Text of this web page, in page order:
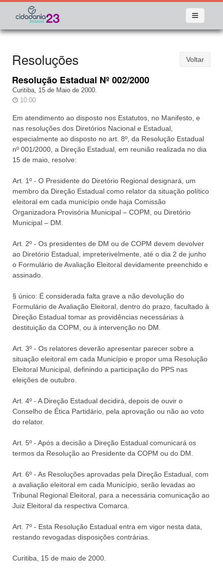
Voltar
Resoluções
Resolução Estadual Nº 002/2000
Curitiba, 15 de Maio de 2000.
10:00
Em atendimento ao disposto nos Estatutos, no Manifesto, e
nas resoluções dos Diretórios Nacional e Estadual,
especialmente ao disposto no art. 8º, da Resolução Estadual
nº 001/2000, a Direção Estadual, em reunião realizada no dia
15 de maio, resolve:
Art. 1º - O Presidente do Diretório Regional designará, um
membro da Direção Estadual como relator da situação político
eleitoral em cada município onde haja Comissão
Organizadora Provisória Municipal – COPM, ou Diretório
Municipal – DM.
Art. 2º - Os presidentes de DM ou de COPM devem devolver
ao Diretório Estadual, impreterivelmente, até o dia 2 de junho
o Formulário de Avaliação Eleitoral devidamente preenchido e
assinado.
§ único: É considerada falta grave a não devolução do
Formulário de Avaliação Eleitoral, dentro do prazo, facultado à
Direção Estadual tomar as providências necessárias à
destituição da COPM, ou à intervenção no DM.
Art. 3º - Os relatores deverão apresentar parecer sobre a
situação eleitoral em cada Município e propor uma Resolução
Eleitoral Municipal, definindo a participação do PPS nas
eleições de outubro.
Art. 4º - A Direção Estadual decidirá, depois de ouvir o
Conselho de Ética Partidário, pela aprovação ou não ao voto
do relator.
Art. 5º - Após a decisão a Direção Estadual comunicará os
termos da Resolução ao Presidente da COPM ou do DM.
Art. 6º - As Resoluções aprovadas pela Direção Estadual, com
a avaliação eleitoral em cada Município, serão levadas ao
Tribunal Regional Eleitoral, para a necessária comunicação ao
Juiz Eleitoral da respectiva Comarca.
Art. 7º - Esta Resolução Estadual entra em vigor nesta data,
restando revogadas disposições contrárias.
Curitiba, 15 de maio de 2000.